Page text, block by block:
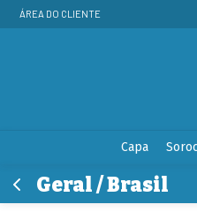
ÁREA DO CLIENTE
Capa
Geral / Brasil